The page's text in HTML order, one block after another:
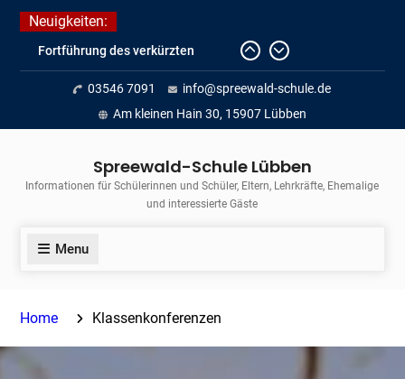
Skip
content
Neuigkeiten:
Fortführung des verkürzten
Unterrichts aufgrund der hohen
Temperaturen (22.06. bis
voraussichtlich zum 26.06.2026)
Journalismus hautnah
Insellauf 2026
03546 7091
info@spreewald-schule.de
Am kleinen Hain 30, 15907 Lübben
Spreewald-Schule Lübben
Informationen für Schülerinnen und Schüler, Eltern, Lehrkräfte, Ehemalige
und interessierte Gäste
Menu
Home Klassenkonferenzen